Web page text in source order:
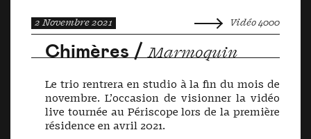
2 Novembre 2021 Vidéo 4000
Chimères / Marmoquin
Le trio rentrera en studio à la fin du mois de
novembre. L’occasion de visionner la vidéo
live tournée au Périscope lors de la première
résidence en avril 2021.